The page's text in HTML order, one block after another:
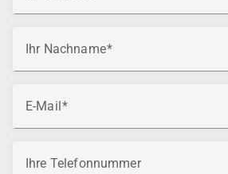
Ihr Nachname
E-Mail
Ihre Telefonnummer